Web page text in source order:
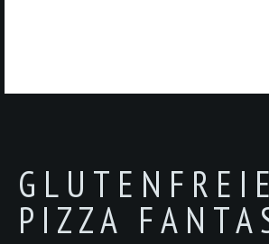
GLUTENFREIE
PIZZA